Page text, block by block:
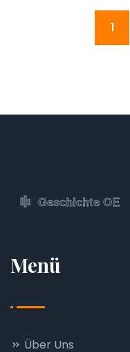
1
Menü
Über Uns